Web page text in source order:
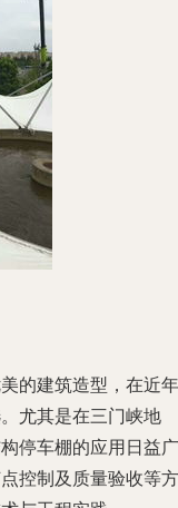
的建筑造型，在近年
尤其是在三门峡地
停车棚的应用日益广
控制及质量验收等方